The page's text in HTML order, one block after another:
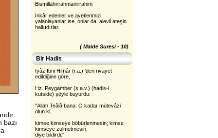
bazı
Bismillahirrahmanirrahim
İnkâr edenler ve ayetlerimizi
yalanlayanlar ise, onlar da, alevli ateşin
halkıdırlar.
( Maide Suresi - 10)
Bir Hadis
İyâz İbni Himâr (r.a.) ’den rivayet
edildiğine göre,
Hz. Peygamber (s.a.v.) (hadis-i
kutside) şöyle buyurdu:
"Allah Teâlâ bana: O kadar mütevâzi
olun ki,
kimse kimseye böbürlenmesin; kimse
kimseye zulmetmesin,
diye bildirdi."